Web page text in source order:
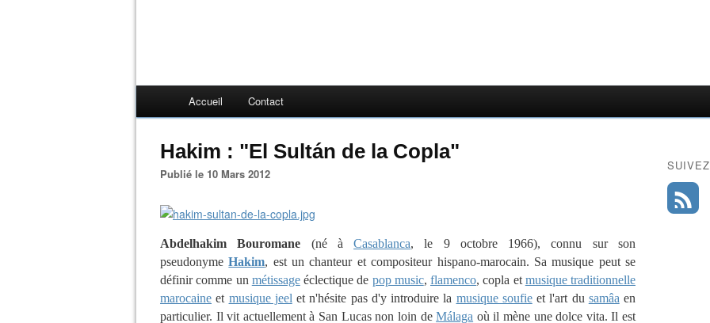
Accueil Contact
Hakim : "El Sultán de la Copla"
Publié le 10 Mars 2012
Abdelhakim Bouromane (né àCasablanca, le 9 octobre 1966), connu sur son
pseudonymeHakim, est un chanteur et compositeur hispano-marocain. Sa musique peut se
définir comme un métissageéclectique de pop music, flamenco, copla et musique traditionnelle
marocaine et musique jeel et n'hésite pas d'y introduire la musique soufieet l'art du samâa en
particulier. Il vit actuellement à San Lucas non loin deMálaga où il mène une dolce vita. Il est